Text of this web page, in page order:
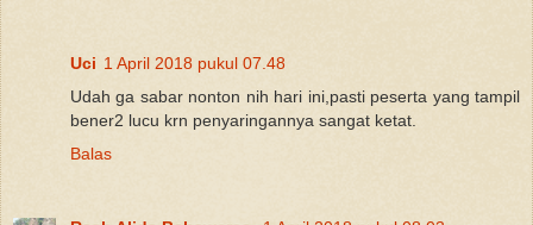
Uci 1 April 2018 pukul 07.48
Udah ga sabar nonton nih hari ini,pasti peserta yang tampil
bener2 lucu krn penyaringannya sangat ketat.
Balas